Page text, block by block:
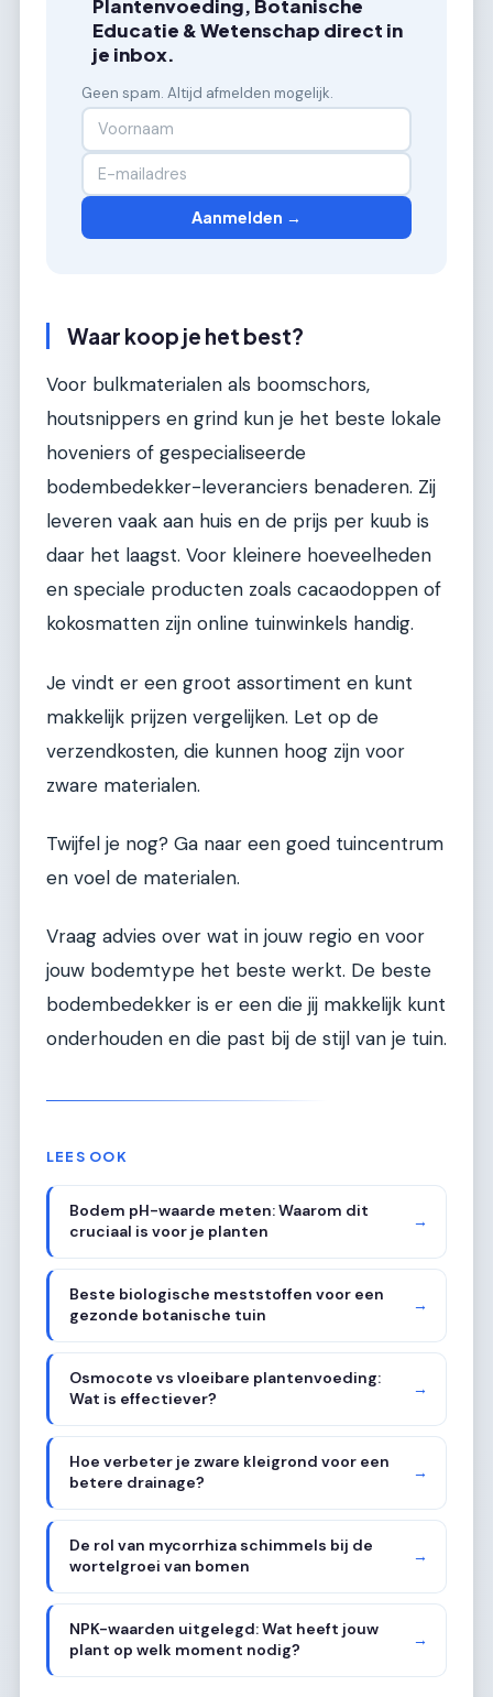
Plantenvoeding, Botanische
Educatie & Wetenschap direct in
je inbox.
Geen spam. Altijd afmelden mogelijk.
Aanmelden →
Waar koop je het best?
Voor bulkmaterialen als boomschors,
houtsnippers en grind kun je het beste lokale
hoveniers of gespecialiseerde
bodembedekker-leveranciers benaderen. Zij
leveren vaak aan huis en de prijs per kuub is
daar het laagst. Voor kleinere hoeveelheden
en speciale producten zoals cacaodoppen of
kokosmatten zijn online tuinwinkels handig.
Je vindt er een groot assortiment en kunt
makkelijk prijzen vergelijken. Let op de
verzendkosten, die kunnen hoog zijn voor
zware materialen.
Twijfel je nog? Ga naar een goed tuincentrum
en voel de materialen.
Vraag advies over wat in jouw regio en voor
jouw bodemtype het beste werkt. De beste
bodembedekker is er een die jij makkelijk kunt
onderhouden en die past bij de stijl van je tuin.
LEES OOK
Bodem pH-waarde meten: Waarom dit
cruciaal is voor je planten
→
Beste biologische meststoffen voor een
gezonde botanische tuin
→
Osmocote vs vloeibare plantenvoeding:
Wat is effectiever?
→
Hoe verbeter je zware kleigrond voor een
betere drainage?
→
De rol van mycorrhiza schimmels bij de
wortelgroei van bomen
→
NPK-waarden uitgelegd: Wat heeft jouw
plant op welk moment nodig?
→